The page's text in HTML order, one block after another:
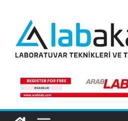
content